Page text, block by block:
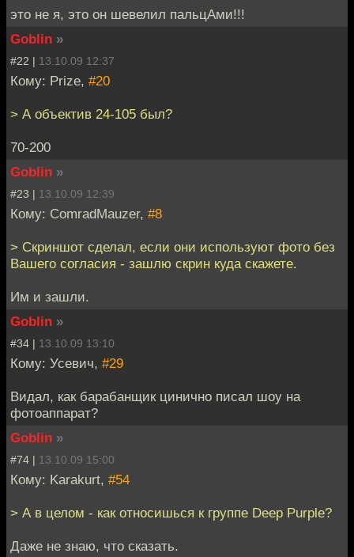
это не я, это он шевелил пальцАми!!!
Goblin »
#22 | 13.10.09 12:37
Кому: Prize, #20
> А объектив 24-105 был?
70-200
Goblin »
#23 | 13.10.09 12:39
Кому: ComradMauzer, #8
> Скриншот сделал, если они используют фото без
Вашего согласия - зашлю скрин куда скажете.
Им и зашли.
Goblin »
#34 | 13.10.09 13:10
Кому: Усевич, #29
Видал, как барабанщик цинично писал шоу на
фотоаппарат?
Goblin »
#74 | 13.10.09 15:00
Кому: Karakurt, #54
> А в целом - как относишься к группе Deep Purple?
Даже не знаю, что сказать.